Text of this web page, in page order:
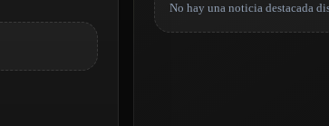
No hay una noticia destacada